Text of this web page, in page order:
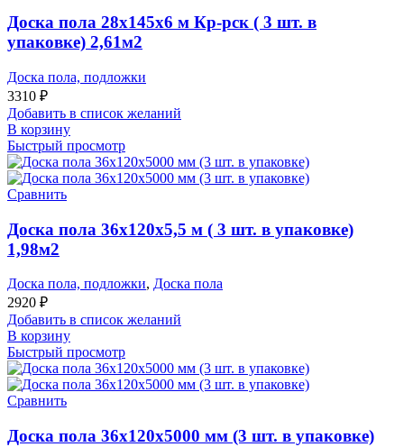
Доска пола 28x145x6 м Кр-рск ( 3 шт. в
упаковке) 2,61м2
Доска пола, подложки
3310 ₽
Добавить в список желаний
В корзину
Быстрый просмотр
Сравнить
Доска пола 36x120x5,5 м ( 3 шт. в упаковке)
1,98м2
Доска пола, подложки, Доска пола
2920 ₽
Добавить в список желаний
В корзину
Быстрый просмотр
Сравнить
Доска пола 36x120x5000 мм (3 шт. в упаковке)